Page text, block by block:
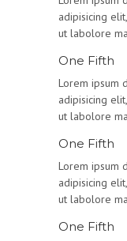
adipisicing
ut labolore
One Fifth
Lorem ipsum
adipisicing
ut labolore
One Fifth
Lorem ipsum
adipisicing
ut labolore
One Fifth